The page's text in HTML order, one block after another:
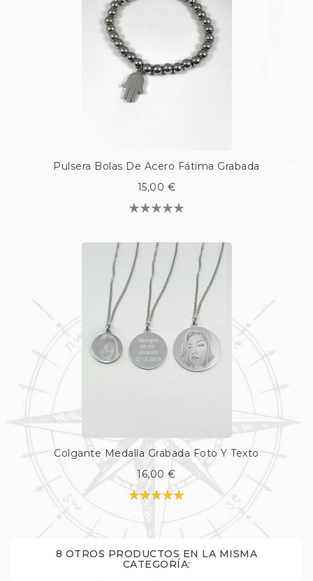
Pulsera Bolas De Acero Fátima Grabada
15,00 €
Colgante Medalla Grabada Foto Y Texto
16,00 €
8 OTROS PRODUCTOS EN LA MISMA
CATEGORÍA: